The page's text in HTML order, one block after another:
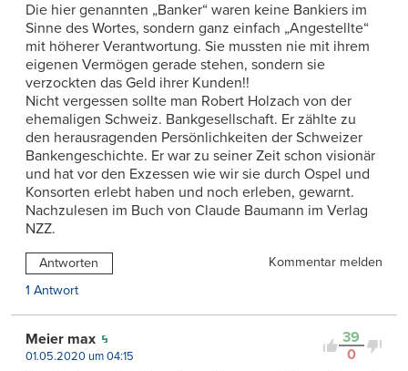
Die hier genannten „Banker“ waren keine Bankiers im
Sinne des Wortes, sondern ganz einfach „Angestellte“
mit höherer Verantwortung. Sie mussten nie mit ihrem
eigenen Vermögen gerade stehen, sondern sie
verzockten das Geld ihrer Kunden!!
Nicht vergessen sollte man Robert Holzach von der
ehemaligen Schweiz. Bankgesellschaft. Er zählte zu
den herausragenden Persönlichkeiten der Schweizer
Bankengeschichte. Er war zu seiner Zeit schon visionär
und hat vor den Exzessen wie wir sie durch Ospel und
Konsorten erlebt haben und noch erleben, gewarnt.
Nachzulesen im Buch von Claude Baumann im Verlag
NZZ.
Antworten
Kommentar melden
1 Antwort
39
0
Meier max
01.05.2020 um 04:15